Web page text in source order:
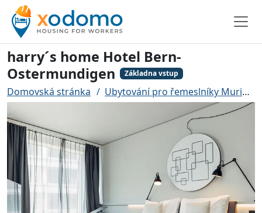
harry´s home Hotel Bern-
Ostermundigen
Základna vstup
Domovská stránka Ubytování pro řemeslníky Muri